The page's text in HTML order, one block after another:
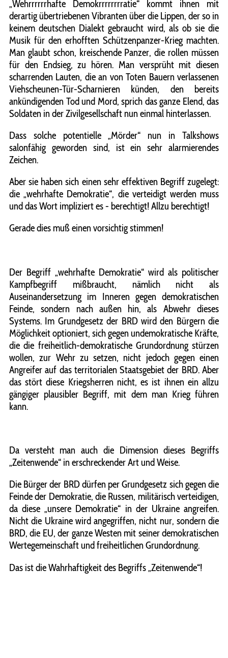
„Wehrrrrrrhafte Demokrrrrrrrratie“ kommt ihnen mit
derartig übertriebenen Vibranten über die Lippen, der so in
keinem deutschen Dialekt gebraucht wird, als ob sie die
Musik für den erhofften Schützenpanzer-Krieg machten.
Man glaubt schon, kreischende Panzer, die rollen müssen
für den Endsieg, zu hören. Man versprüht mit diesen
scharrenden Lauten, die an von Toten Bauern verlassenen
Viehscheunen-Tür-Scharnieren künden, den bereits
ankündigenden Tod und Mord, sprich das ganze Elend, das
Soldaten in der Zivilgesellschaft nun einmal hinterlassen.
Dass solche potentielle „Mörder“ nun in Talkshows
salonfähig geworden sind, ist ein sehr alarmierendes
Zeichen.
Aber sie haben sich einen sehr effektiven Begriff zugelegt:
die „wehrhafte Demokratie“, die verteidigt werden muss
und das Wort impliziert es - berechtigt! Allzu berechtigt!
Gerade dies muß einen vorsichtig stimmen!
Der Begriff „wehrhafte Demokratie“ wird als politischer
Kampfbegriff mißbraucht, nämlich nicht als
Auseinandersetzung im Inneren gegen demokratischen
Feinde, sondern nach außen hin, als Abwehr dieses
Systems. Im Grundgesetz der BRD wird den Bürgern die
Möglichkeit optioniert, sich gegen undemokratische Kräfte,
die die freiheitlich-demokratische Grundordnung stürzen
wollen, zur Wehr zu setzen, nicht jedoch gegen einen
Angreifer auf das territorialen Staatsgebiet der BRD. Aber
das stört diese Kriegsherren nicht, es ist ihnen ein allzu
gängiger plausibler Begriff, mit dem man Krieg führen
kann.
Da versteht man auch die Dimension dieses Begriffs
„Zeitenwende“ in erschreckender Art und Weise.
Die Bürger der BRD dürfen per Grundgesetz sich gegen die
Feinde der Demokratie, die Russen, militärisch verteidigen,
da diese „unsere Demokratie“ in der Ukraine angreifen.
Nicht die Ukraine wird angegriffen, nicht nur, sondern die
BRD, die EU, der ganze Westen mit seiner demokratischen
Wertegemeinschaft und freiheitlichen Grundordnung.
Das ist die Wahrhaftigkeit des Begriffs „Zeitenwende“!